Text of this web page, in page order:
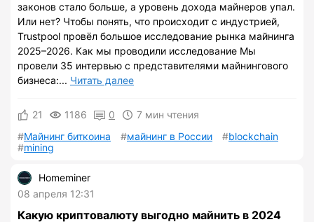
законов стало больше, а уровень дохода майнеров упал.
Или нет? Чтобы понять, что происходит с индустрией,
Trustpool провёл большое исследование рынка майнинга
2025–2026. Как мы проводили исследование Мы
провели 35 интервью с представителями майнингового
бизнеса:... Читать далее
21 1186 0
7 мин чтения
Майнинг биткоина
майнинг в России
blockchain
mining
Homeminer
08 апреля 12:31
Какую криптовалюту выгодно майнить в 2024